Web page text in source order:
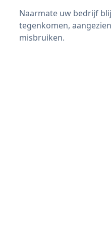
Naarmate uw bedrijf
tegenkomen,
misbruiken.